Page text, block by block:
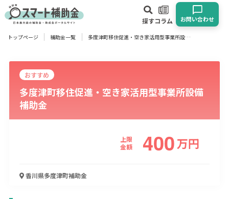
探すコラム お問い合わせ
対象
企業 団体 個人 その他
エリア
建設･不動産業
サービス業
トップページ 補助金一覧 多度津町移住促進・空き家活用型事業所設備補助金
おすすめ
多度津町移住促進・空き家活用型事業所設備
補助金
上限
金額
400万円
香川県多度津町補助金